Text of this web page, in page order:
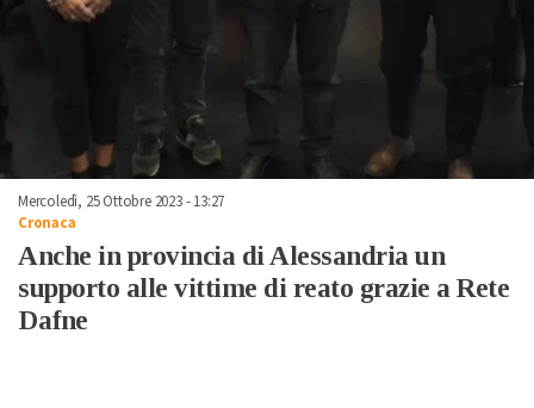
Mercoledì, 25 Ottobre 2023 - 13:27
Cronaca
Anche in provincia di Alessandria un
supporto alle vittime di reato grazie a Rete
Dafne